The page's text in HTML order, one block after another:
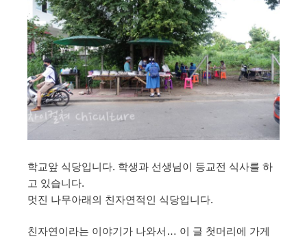
학교앞 식당입니다. 학생과 선생님이 등교전 식사를 하
고 있습니다.
멋진 나무아래의 친자연적인 식당입니다.
친자연이라는 이야기가 나와서… 이 글 첫머리에 가게